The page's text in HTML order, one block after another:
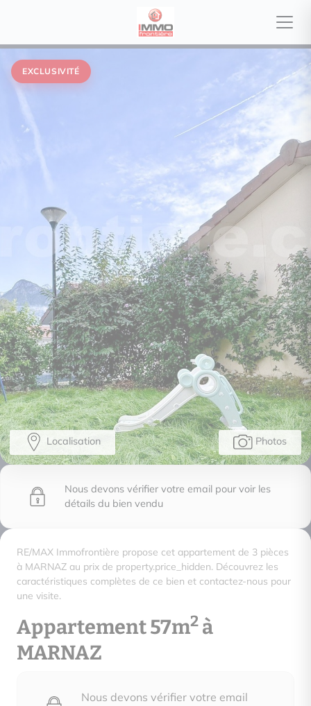
EXCLUSIVITÉ
Photos
Localisation
Nous devons vérifier votre email pour voir les
détails du bien vendu
RE/MAX Immofrontière propose cet appartement de 3 pièces
à MARNAZ au prix de property.price_hidden. Découvrez les
caractéristiques complètes de ce bien et contactez-nous pour
une visite.
Appartement 57m2 à
MARNAZ
Nous devons vérifier votre email